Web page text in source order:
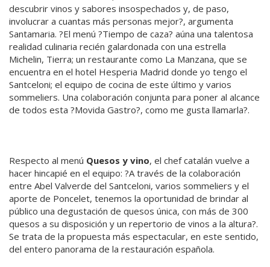
descubrir vinos y sabores insospechados y, de paso,
involucrar a cuantas más personas mejor?, argumenta
Santamaria. ?El menú ?Tiempo de caza? aúna una talentosa
realidad culinaria recién galardonada con una estrella
Michelin, Tierra; un restaurante como La Manzana, que se
encuentra en el hotel Hesperia Madrid donde yo tengo el
Santceloni; el equipo de cocina de este último y varios
sommeliers. Una colaboración conjunta para poner al alcance
de todos esta ?Movida Gastro?, como me gusta llamarla?.
Respecto al menú Quesos y vino, el chef catalán vuelve a
hacer hincapié en el equipo: ?A través de la colaboración
entre Abel Valverde del Santceloni, varios sommeliers y el
aporte de Poncelet, tenemos la oportunidad de brindar al
público una degustación de quesos única, con más de 300
quesos a su disposición y un repertorio de vinos a la altura?.
Se trata de la propuesta más espectacular, en este sentido,
del entero panorama de la restauración española.